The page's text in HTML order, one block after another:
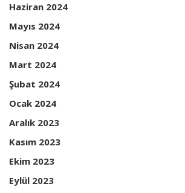
Haziran 2024
Mayıs 2024
Nisan 2024
Mart 2024
Şubat 2024
Ocak 2024
Aralık 2023
Kasım 2023
Ekim 2023
Eylül 2023